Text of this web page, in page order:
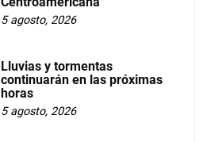
5 agosto, 2026
Lluvias y tormentas
continuarán en las próximas
horas
5 agosto, 2026